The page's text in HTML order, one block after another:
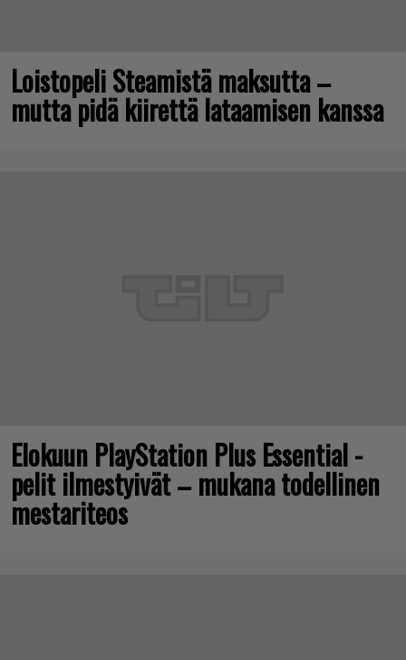
Loistopeli Steamistä maksutta –
mutta pidä kiirettä lataamisen kanssa
Elokuun PlayStation Plus Essential -
pelit ilmestyivät – mukana todellinen
mestariteos